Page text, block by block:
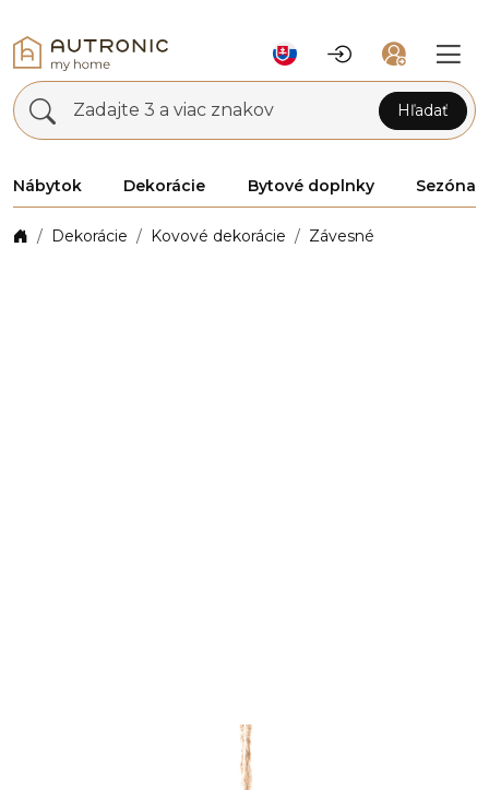
Zadajte 3 a viac znakov Hľadať
Nábytok Dekorácie Bytové doplnky Sezóna
Dekorácie Kovové dekorácie Závesné